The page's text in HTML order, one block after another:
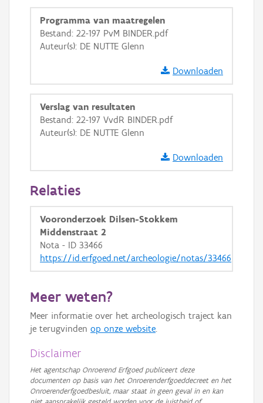
Basis Lagen
Ortho
GRB-Basiskaart
GRB-Basiskaart in grijswaarden
Programma van maatregelen
Bestand: 22-197 PvM BINDER.pdf
Auteur(s): DE NUTTE Glenn
Downloaden
Verslag van resultaten
Bestand: 22-197 VvdR BINDER.pdf
Auteur(s): DE NUTTE Glenn
Downloaden
Relaties
Vooronderzoek Dilsen-Stokkem
Middenstraat 2
Nota - ID 33466
https://id.erfgoed.net/archeologie/notas/33466
Meer weten?
Meer informatie over het archeologisch traject kan
je terugvinden op onze website.
Disclaimer
Het agentschap Onroerend Erfgoed publiceert deze
documenten op basis van het Onroerenderfgoeddecreet en het
Onroerenderfgoedbesluit, maar staat in geen geval in en kan